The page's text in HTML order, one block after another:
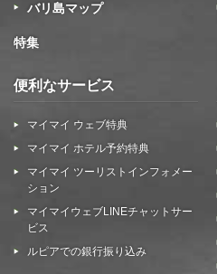
バリ島マップ
特集
便利なサービス
マイマイ ウェブ特典
マイマイ ホテル予約特典
マイマイ ツーリストインフォメー
ション
マイマイウェブLINEチャットサー
ビス
ルピアでの銀行振り込み